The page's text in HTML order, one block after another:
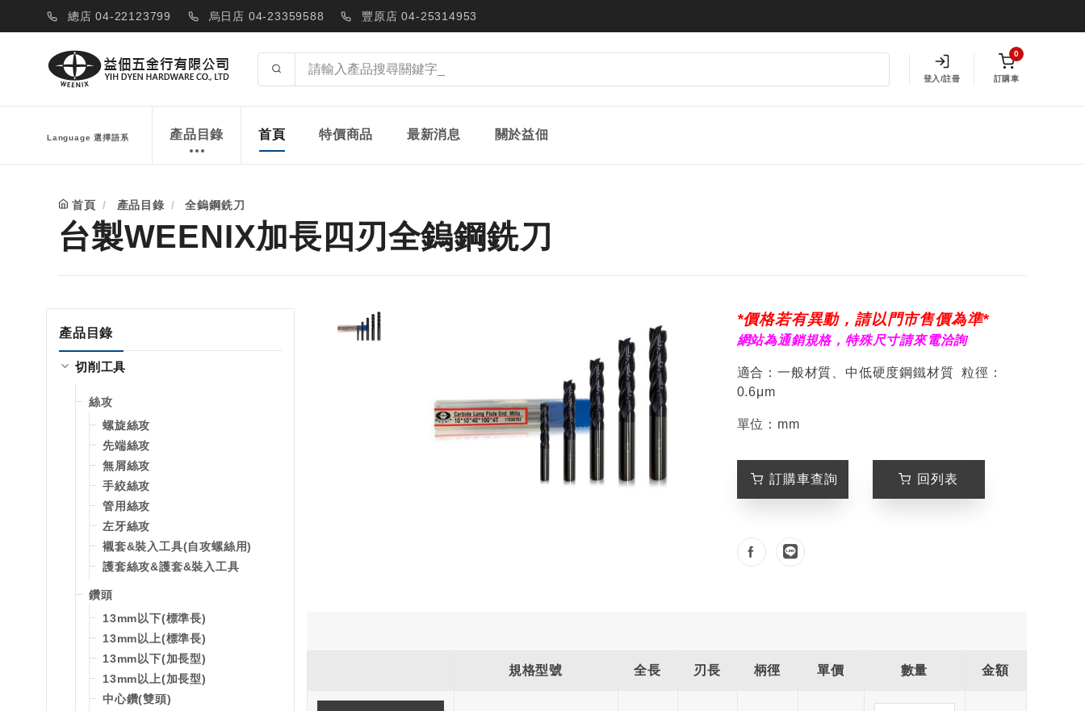
總店 04-22123799 烏日店 04-23359588 豐原店 04-25314953
登入/註冊
0
訂購車
Language 選擇語系 產品目錄 首頁 特價商品 最新消息 關於益佃
首頁 產品目錄 全鎢鋼銑刀
台製WEENIX加長四刃全鎢鋼銑刀
產品目錄
切削工具
絲攻
螺旋絲攻
先端絲攻
無屑絲攻
手絞絲攻
管用絲攻
左牙絲攻
襯套&裝入工具(自攻螺絲用)
護套絲攻&護套&裝入工具
鑽頭
13mm以下(標準長)
13mm以上(標準長)
13mm以下(加長型)
13mm以上(加長型)
中心鑽(雙頭)
*價格若有異動，請以門市售價為準*
網站為通銷規格，特殊尺寸請來電洽詢
適合：一般材質、中低硬度鋼鐵材質 粒徑：
0.6μm
單位：mm
訂購車查詢 回列表
規格型號 全長 刃長 柄徑 單價 數量 金額